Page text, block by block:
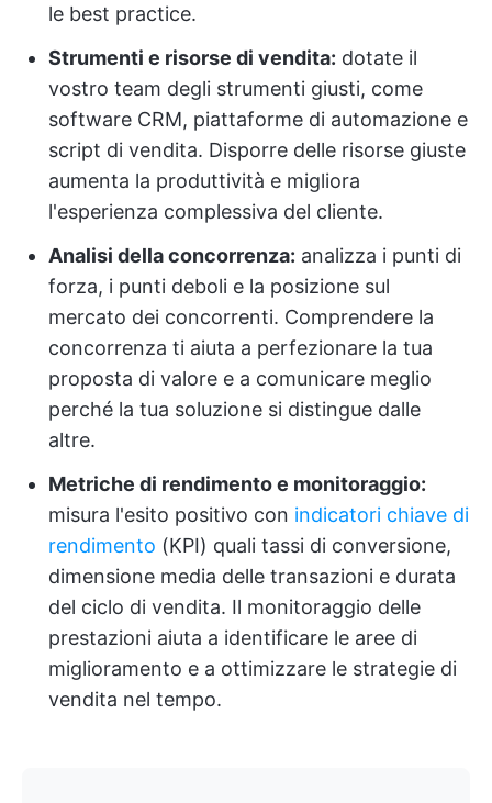
le best practice.
Strumenti e risorse di vendita: dotate il
vostro team degli strumenti giusti, come
software CRM, piattaforme di automazione e
script di vendita. Disporre delle risorse giuste
aumenta la produttività e migliora
l'esperienza complessiva del cliente.
Analisi della concorrenza: analizza i punti di
forza, i punti deboli e la posizione sul
mercato dei concorrenti. Comprendere la
concorrenza ti aiuta a perfezionare la tua
proposta di valore e a comunicare meglio
perché la tua soluzione si distingue dalle
altre.
Metriche di rendimento e monitoraggio:
misura l'esito positivo con indicatori chiave di
rendimento (KPI) quali tassi di conversione,
dimensione media delle transazioni e durata
del ciclo di vendita. Il monitoraggio delle
prestazioni aiuta a identificare le aree di
miglioramento e a ottimizzare le strategie di
vendita nel tempo.